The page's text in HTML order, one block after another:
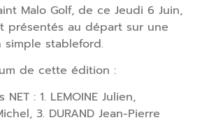
Malo Golf, de ce Jeudi 6 Juin,
présentés au départ sur une
stableford.
de cette édition :
: 1. LEMOINE Julien,
3. DURAND Jean-Pierre